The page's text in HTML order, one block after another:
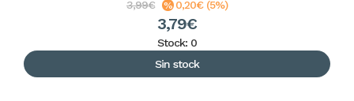
3,99€ 0,20€ (5%)
3,79€
Stock: 0
Sin stock